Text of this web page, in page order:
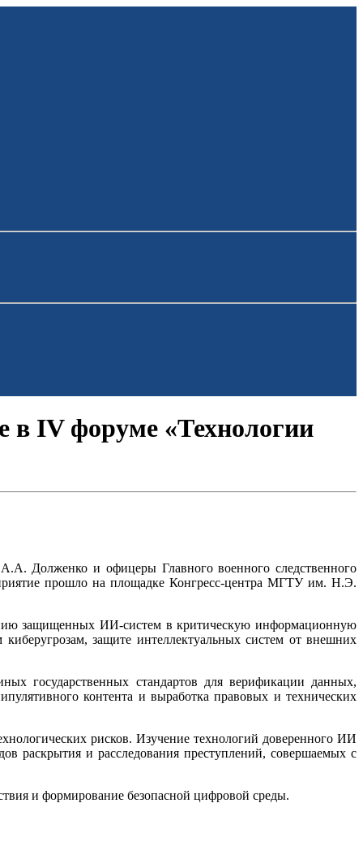
в IV форуме «Технологии
Долженко и офицеры Главного военного следственного
прошло на площадке Конгресс-центра МГТУ им. Н.Э.
защищенных ИИ-систем в критическую информационную
защите интеллектуальных систем от внешних
государственных стандартов для верификации данных,
контента и выработка правовых и технических
рисков. Изучение технологий доверенного ИИ
раскрытия и расследования преступлений, совершаемых с
и формирование безопасной цифровой среды.